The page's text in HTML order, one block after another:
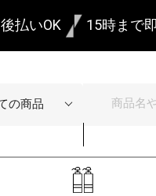
後払いOK 15時まで